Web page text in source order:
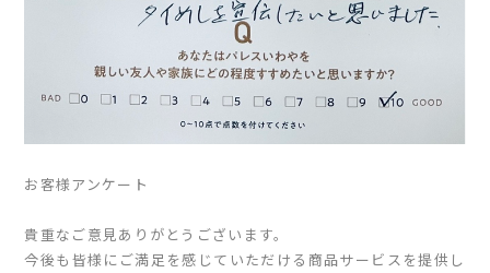
お客様アンケート
貴重なご意見ありがとうございます。
今後も皆様にご満足を感じていただける商品サービスを提供し